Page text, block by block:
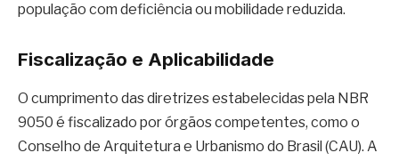
população com deficiência ou mobilidade reduzida.
Fiscalização e Aplicabilidade
O cumprimento das diretrizes estabelecidas pela NBR
9050 é fiscalizado por órgãos competentes, como o
Conselho de Arquitetura e Urbanismo do Brasil (CAU). A